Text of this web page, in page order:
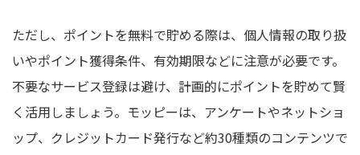
ただし、ポイントを無料で貯める際は、個人情報の取り扱
いやポイント獲得条件、有効期限などに注意が必要です。
不要なサービス登録は避け、計画的にポイントを貯めて賢
く活用しましょう。モッピーは、アンケートやネットショ
ップ、クレジットカード発行など約30種類のコンテンツで